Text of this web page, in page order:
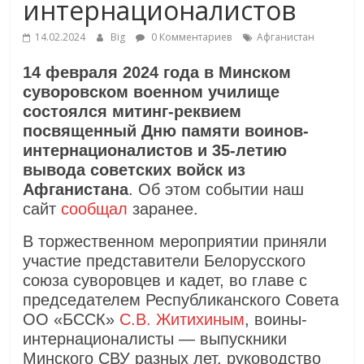
интернационалистов
14.02.2024 Big 0 Комментариев Афганистан
14 февраля 2024 года в Минском
суворовском военном училище
состоялся митинг-реквием
посвященный Дню памяти воинов-
интернационалистов и 35-летию
вывода советских войск из
Афганистана. Об этом событии наш
сайтсообщал заранее.
В торжественном мероприятии приняли
участие представители Белорусского
союза суворовцев и кадет, во главе с
председателем Республиканского Совета
ОО «БССК» С.В. Житихиным, воины-
интернационалисты — выпускники
Минского СВУ разных лет, руководство